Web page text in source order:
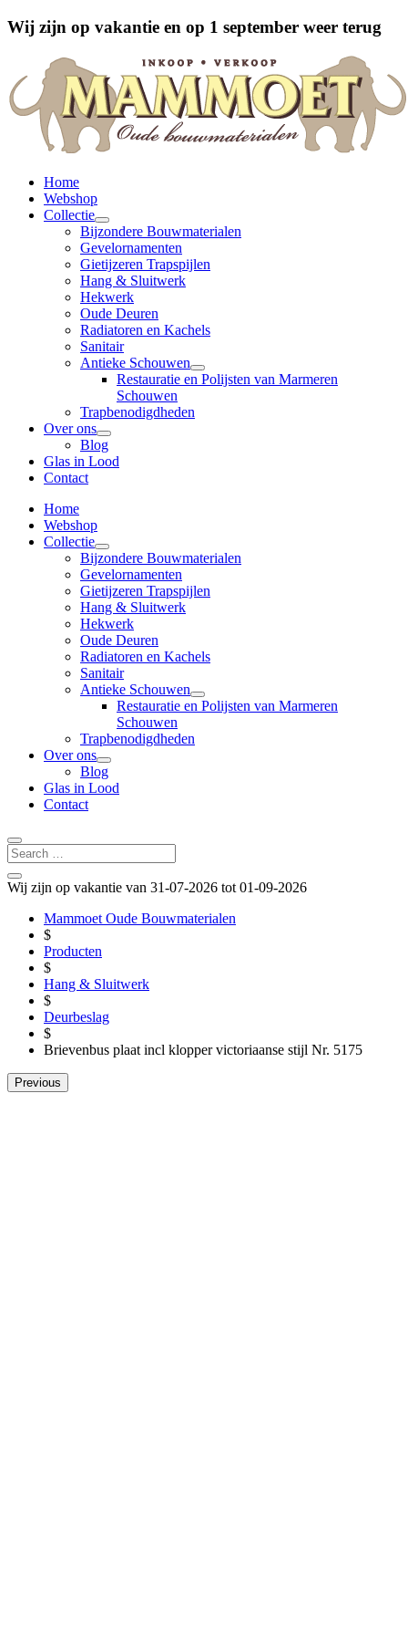
Wij zijn op vakantie en op 1 september weer terug
Home
Webshop
Collectie
Bijzondere Bouwmaterialen
Gevelornamenten
Gietijzeren Trapspijlen
Hang & Sluitwerk
Hekwerk
Oude Deuren
Radiatoren en Kachels
Sanitair
Antieke Schouwen
Restauratie en Polijsten van Marmeren
Schouwen
Trapbenodigdheden
Over ons
Blog
Glas in Lood
Contact
Home
Webshop
Collectie
Bijzondere Bouwmaterialen
Gevelornamenten
Gietijzeren Trapspijlen
Hang & Sluitwerk
Hekwerk
Oude Deuren
Radiatoren en Kachels
Sanitair
Antieke Schouwen
Restauratie en Polijsten van Marmeren
Schouwen
Trapbenodigdheden
Over ons
Blog
Glas in Lood
Contact
Wij zijn op vakantie van 31-07-2026 tot 01-09-2026
Mammoet Oude Bouwmaterialen
$
Producten
$
Hang & Sluitwerk
$
Deurbeslag
$
Brievenbus plaat incl klopper victoriaanse stijl Nr. 5175
Previous